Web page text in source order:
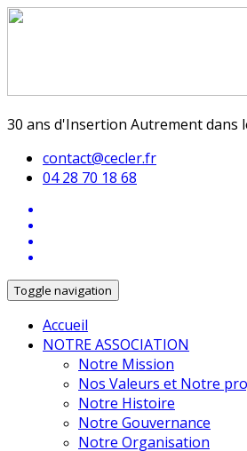
30 ans d'Insertion Autrement dans
contact@cecler.fr
04 28 70 18 68
Toggle navigation
Accueil
NOTRE ASSOCIATION
Notre Mission
Nos Valeurs et Notre
Notre Histoire
Notre Gouvernance
Notre Organisation